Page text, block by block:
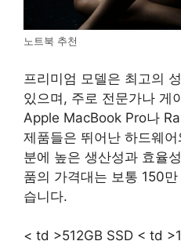
노트북 추천
프리미엄 모델은 최고의
있으며, 주로 전문가나 게
Apple MacBook Pro나
제품들은 뛰어난 하드웨
분에 높은 생산성과 효율
품의 가격대는 보통 150
습니다.
< td >512GB SSD < td